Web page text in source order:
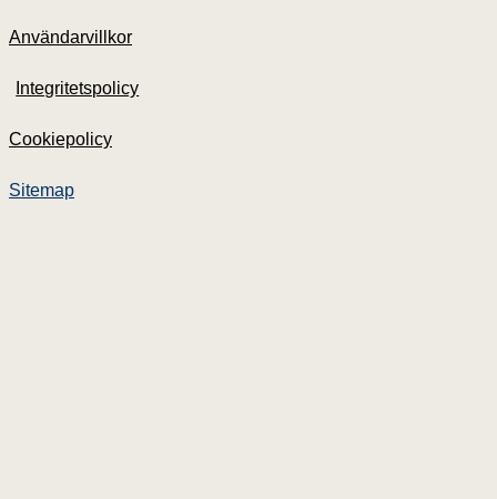
Användarvillkor
Integritetspolicy
Cookiepolicy
Sitemap